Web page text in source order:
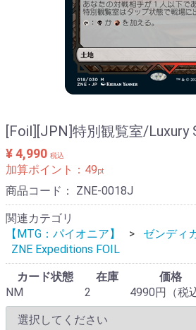
[Foil][JPN]特別観覧室/Luxury
¥ 4,990 税込
加算ポイント： 49pt
商品コード： ZNE-0018J
関連カテゴリ
【MTG：パイオニア】
ゼンディ
ZNE Expeditions FOIL
カード状態 在庫
価格
NM
2 4990円（税